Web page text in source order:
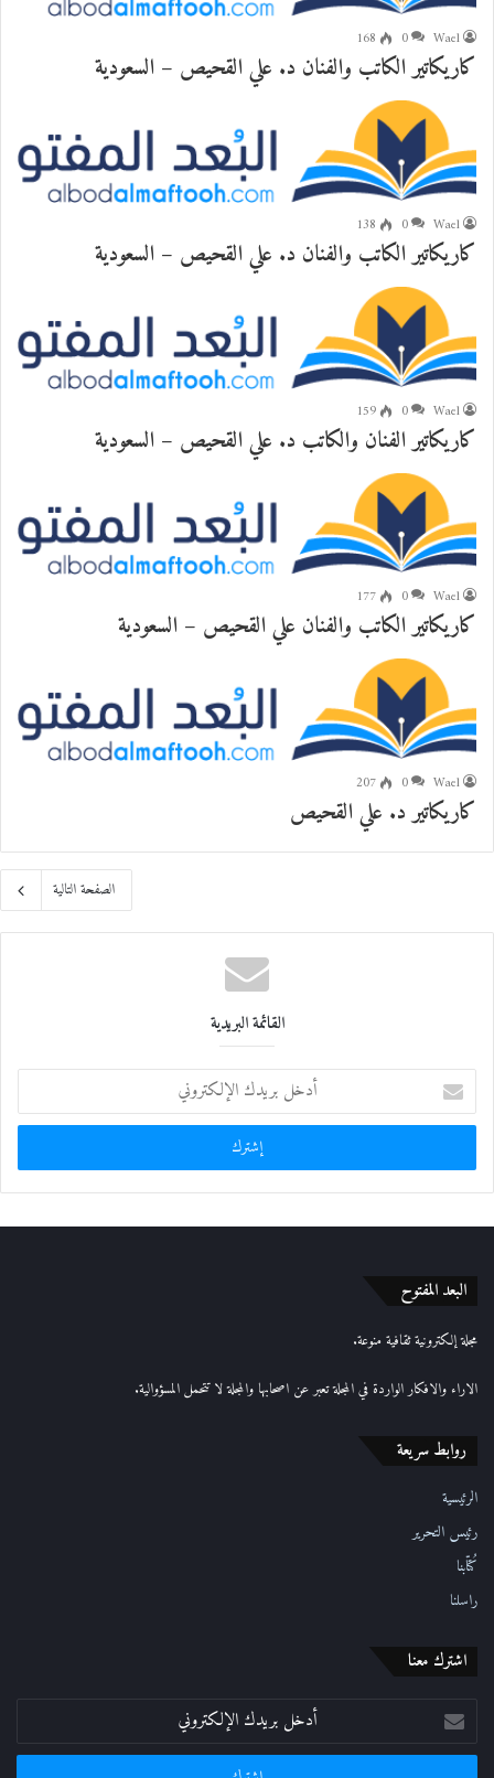
Wael
0
168
كاريكاتير الكاتب والفنان د. علي القحيص – السعودية
Wael
0
138
كاريكاتير الكاتب والفنان د. علي القحيص – السعودية
Wael
0
159
كاريكاتير الفنان والكاتب د. علي القحيص – السعودية
Wael
0
177
كاريكاتير الكاتب والفنان علي القحيص – السعودية
Wael
0
207
كاريكاتير د. علي القحيص
الصفحة التالية
القائمة البريدية
خ
ب
ر
إ
ك
ي
البعد المفتوح
مجلة إلكترونية ثقافية منوعة.
الاراء والافكار الواردة في المجلة تعبر عن اصحابها والمجلة لا تتحمل المسؤوالية.
روابط سريعة
الرئيسية
رئيس التحرير
كُتّابنا
راسلنا
اشترك معنا
أدخل
بريدك
الإلكتروني